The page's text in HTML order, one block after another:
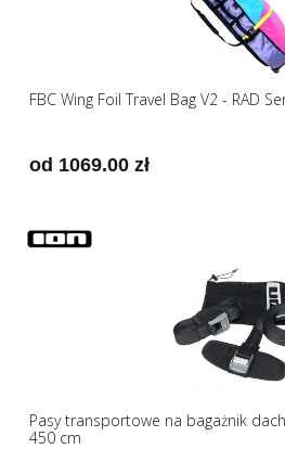
FBC Wing Foil Travel Bag V2 - RAD
od 1069.00 zł
Pasy transportowe na bagażnik
450 cm